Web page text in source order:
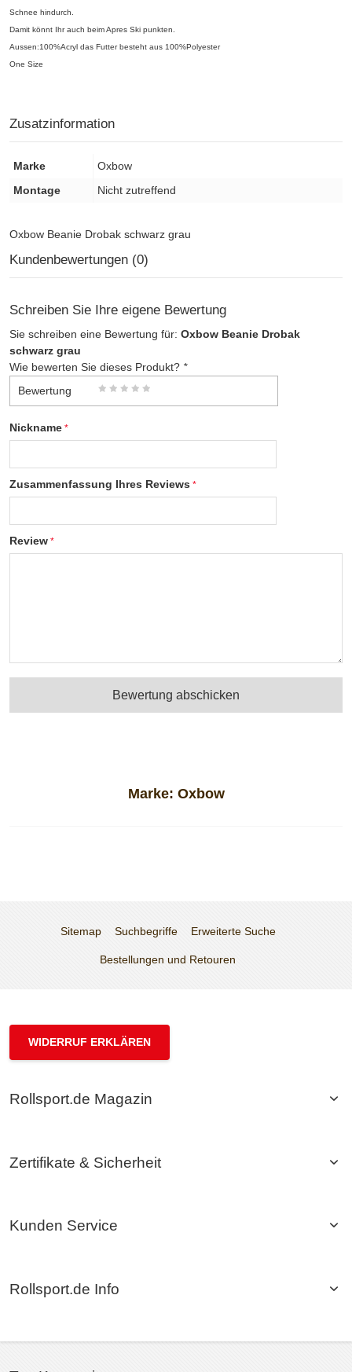
Marke: Oxbow
Schnee hindurch.
Damit könnt Ihr auch beim Apres Ski punkten.
Aussen:100%Acryl das Futter besteht aus 100%Polyester
One Size
Zusatzinformation
Marke
Oxbow
Montage
Nicht zutreffend
Oxbow Beanie Drobak schwarz grau
Kundenbewertungen (0)
Schreiben Sie Ihre eigene Bewertung
Sie schreiben eine Bewertung für: Oxbow Beanie Drobak
schwarz grau
Wie bewerten Sie dieses Produkt? *
Bewertung
Nickname
Zusammenfassung Ihres Reviews
Review
Bewertung abschicken
Sitemap Suchbegriffe Erweiterte Suche
Bestellungen und Retouren
WIDERRUF ERKLÄREN
Rollsport.de Magazin
Zertifikate & Sicherheit
Kunden Service
Rollsport.de Info